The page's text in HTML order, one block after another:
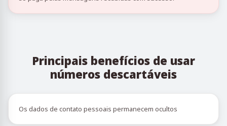
Principais benefícios de usar
números descartáveis
Os dados de contato pessoais permanecem ocultos